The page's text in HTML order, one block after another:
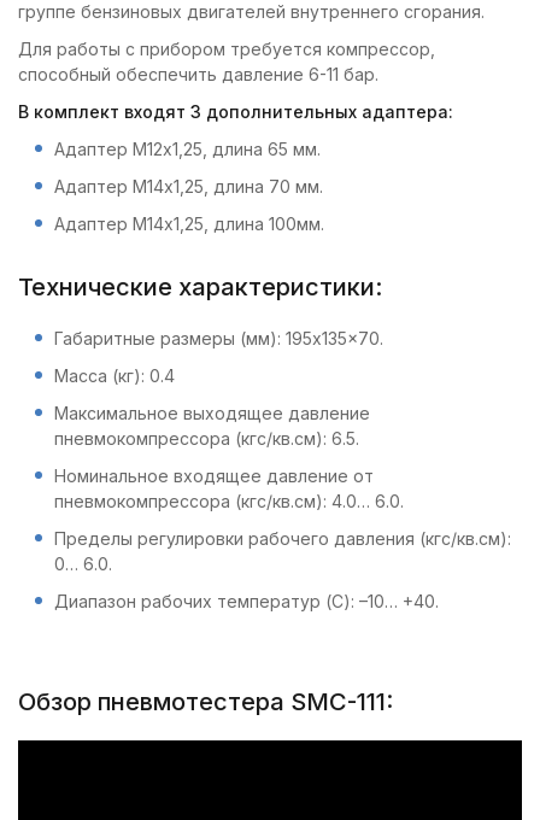
группе бензиновых двигателей внутреннего сгорания.
Для работы с прибором требуется компрессор,
способный обеспечить давление 6-11 бар.
В комплект входят 3 дополнительных адаптера:
Адаптер М12х1,25, длина 65 мм.
Адаптер М14х1,25, длина 70 мм.
Адаптер М14х1,25, длина 100мм.
Технические характеристики:
Габаритные размеры (мм): 195x135x70.
Масса (кг): 0.4
Максимальное выходящее давление
пневмокомпрессора (кгс/кв.см): 6.5.
Номинальное входящее давление от
пневмокомпрессора (кгс/кв.см): 4.0… 6.0.
Пределы регулировки рабочего давления (кгс/кв.см):
0… 6.0.
Диапазон рабочих температур (С): –10… +40.
Обзор пневмотестера SMC-111: